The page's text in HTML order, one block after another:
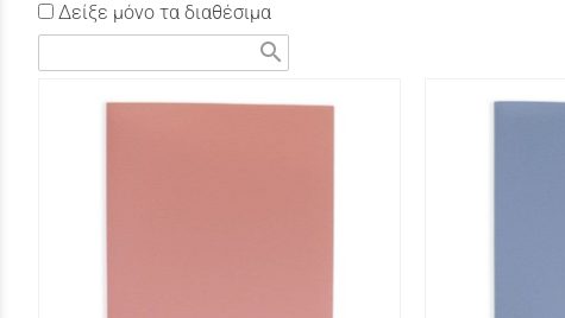
Δείξε μόνο τα διαθέσιμα
search